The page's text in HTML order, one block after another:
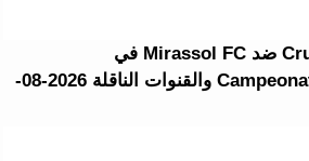
موعد مباراة Cruzeiro EC ضد Mirassol FC في
Campeonato Brasileiro Série A والقنوات الناقلة 2026-08-